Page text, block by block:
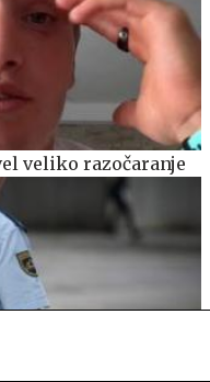
veliko razočaranje